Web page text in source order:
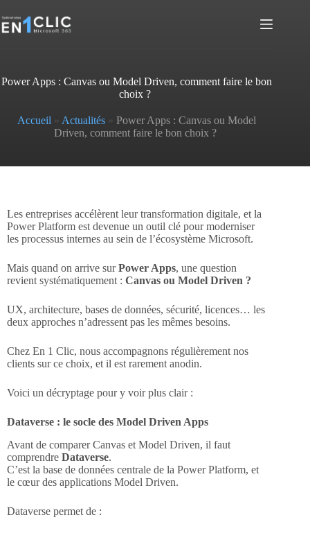
Power Apps : Canvas ou Model Driven, comment faire le bon
choix ?
Accueil » Actualités» Power Apps : Canvas ou Model
Driven, comment faire le bon choix ?
Les entreprises accélèrent leur transformation digitale, et la
Power Platform est devenue un outil clé pour moderniser
les processus internes au sein de l’écosystème Microsoft.
Mais quand on arrive surPower Apps, une question
revient systématiquement : Canvas ou Model Driven ?
UX, architecture, bases de données, sécurité, licences… les
deux approches n’adressent pas les mêmes besoins.
Chez En 1 Clic, nous accompagnons régulièrement nos
clients sur ce choix, et il est rarement anodin.
Voici un décryptage pour y voir plus clair :
Dataverse : le socle des Model Driven Apps
Avant de comparer Canvas et Model Driven, il faut
comprendre Dataverse.
C’est la base de données centrale de la Power Platform, et
le cœur des applications Model Driven.
Dataverse permet de :